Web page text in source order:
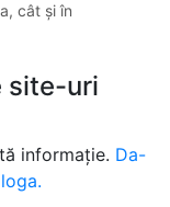
cât și în
site-uri
informație. Da-